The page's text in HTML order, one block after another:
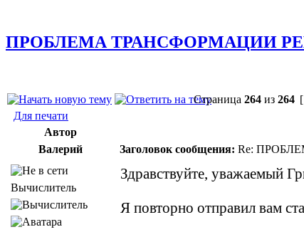
ПРОБЛЕМА ТРАНСФОРМАЦИИ
Страница 264 из 264
Для печати
Автор
Валерий
Заголовок сообщения: Re:
Вычислитель
Здравствуйте, уважаемый
Я повторно отправил вам